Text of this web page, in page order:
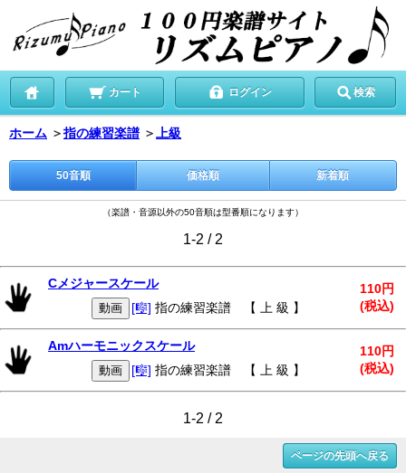
カート ログイン 検索
ホーム ＞指の練習楽譜 ＞ 上級
50音順 価格順 新着順
（楽譜・音源以外の50音順は型番順になります）
1-2 / 2
Cメジャースケール
110円
(税込)
動画 [🎼] 指の練習楽譜 【 上 級 】
Amハーモニックスケール
110円
(税込)
動画 [🎼] 指の練習楽譜 【 上 級 】
1-2 / 2
ページの先頭へ戻る